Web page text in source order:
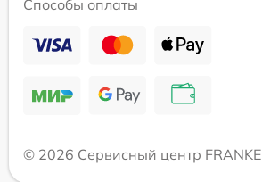
Способы оплаты
© 2026 Сервисный центр FRANKE